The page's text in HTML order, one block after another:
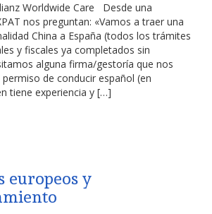
Worldwide Care Desde una
nos preguntan: «Vamos a traer una
China a España (todos los trámites
y fiscales ya completados sin
alguna firma/gestoría que nos
de conducir español (en
tiene experiencia y […]
europeos y